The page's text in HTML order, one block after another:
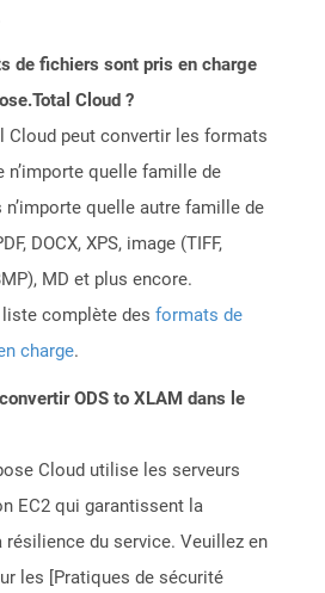
de fichiers sont pris en charge
Cloud ?
Cloud peut convertir les formats
n’importe quelle famille de
n’importe quelle autre famille de
DOCX, XPS, image (TIFF,
MD et plus encore.
complète des formats de
charge.
ODS to XLAM dans le
Cloud utilise les serveurs
EC2 qui garantissent la
résilience du service. Veuillez en
les [Pratiques de sécurité